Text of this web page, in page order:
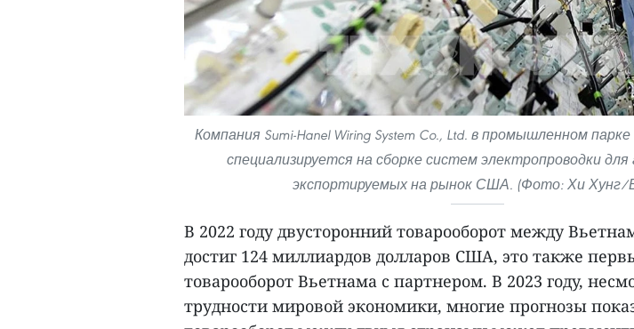
Компания Sumi-Hanel Wiring System Co., Ltd. в промышленном
специализируется на сборке систем электропроводки
экспортируемых на рынок США. (Фото: Хи
В 2022 году двусторонний товарооборот между
достиг 124 миллиардов долларов США, это также
товарооборот Вьетнама с партнером. В 2023 году,
трудности мировой экономики, многие прогнозы